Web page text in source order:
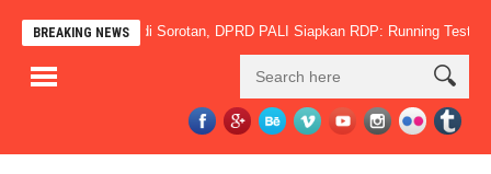
BREAKING NEWS
Aburahmi Terus Jadi Sorotan, DPRD PALI Siapkan RDP: Running Test